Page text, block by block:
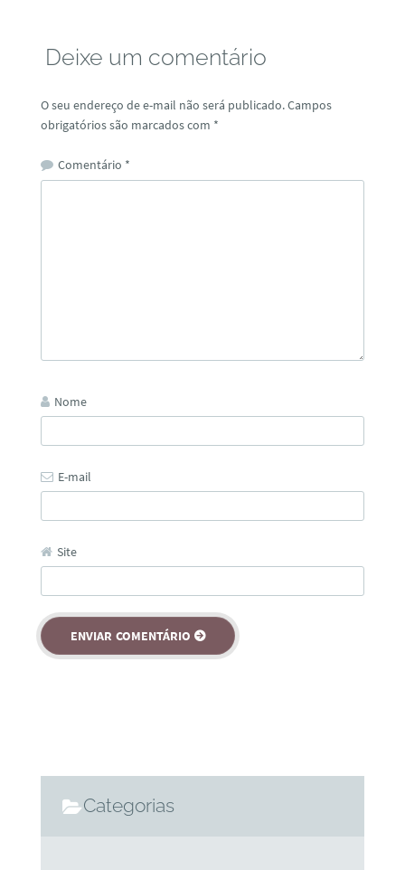
Deixe um comentário
O seu endereço de e-mail não será publicado.Campos
obrigatórios são marcados com *
Comentário *
Nome
E-mail
Site
Categorias